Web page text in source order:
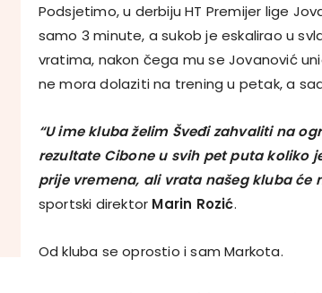
Podsjetimo, u derbiju HT Premijer lige
samo 3 minute, a sukob je eskalirao u
vratima, nakon čega mu se Jovanović
ne mora dolaziti na trening u petak, a
“U ime kluba želim Šveđi zahvaliti na
rezultate Cibone u svih pet puta koliko
prije vremena, ali vrata našeg kluba će
sportski direktor Marin Rozić.
Od kluba se oprostio i sam Markota.